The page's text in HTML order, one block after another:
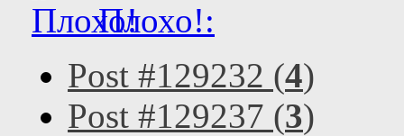
Плохо!:
Post #129232 (4)
Post #129237 (3)